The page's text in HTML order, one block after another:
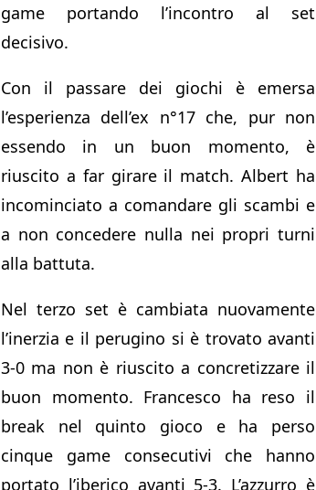
game portando l’incontro al set
decisivo.
Con il passare dei giochi è emersa
l’esperienza dell’ex n°17 che, pur non
essendo in un buon momento, è
riuscito a far girare il match. Albert ha
incominciato a comandare gli scambi e
a non concedere nulla nei propri turni
alla battuta.
Nel terzo set è cambiata nuovamente
l’inerzia e il perugino si è trovato avanti
3-0 ma non è riuscito a concretizzare il
buon momento. Francesco ha reso il
break nel quinto gioco e ha perso
cinque game consecutivi che hanno
portato l’iberico avanti 5-3. L’azzurro è